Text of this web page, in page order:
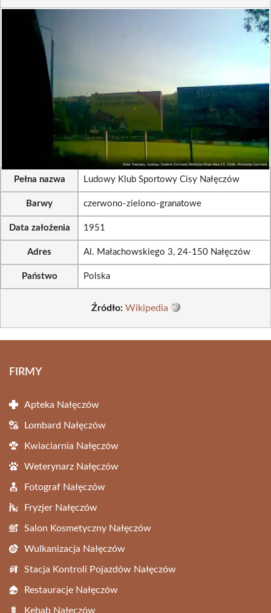
Pełna nazwa Ludowy Klub Sportowy Cisy Nałęczów
Barwy czerwono-zielono-granatowe
Data założenia 1951
Adres Al. Małachowskiego 3, 24-150 Nałęczów
Państwo Polska
Źródło: Wikipedia
FIRMY
Apteka Nałęczów
Lombard Nałęczów
Kwiaciarnia Nałęczów
Weterynarz Nałęczów
Fotograf Nałęczów
Fryzjer Nałęczów
Salon Kosmetyczny Nałęczów
Wulkanizacja Nałęczów
Stacja Kontroli Pojazdów Nałęczów
Restauracje Nałęczów
Kebab Nałęczów